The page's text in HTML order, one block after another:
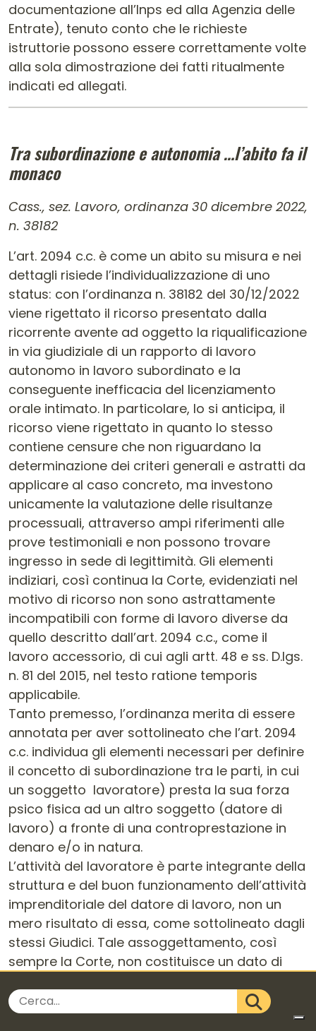
documentazione all’Inps ed alla Agenzia delle
Entrate), tenuto conto che le richieste
istruttorie possono essere correttamente volte
alla sola dimostrazione dei fatti ritualmente
indicati ed allegati.
Tra subordinazione e autonomia …l’abito fa il
monaco
Cass., sez. Lavoro, ordinanza 30 dicembre 2022,
n. 38182
L’art. 2094 c.c. è come un abito su misura e nei
dettagli risiede l’individualizzazione di uno
status: con l’ordinanza n. 38182 del 30/12/2022
viene rigettato il ricorso presentato dalla
ricorrente avente ad oggetto la riqualificazione
in via giudiziale di un rapporto di lavoro
autonomo in lavoro subordinato e la
conseguente inefficacia del licenziamento
orale intimato. In particolare, lo si anticipa, il
ricorso viene rigettato in quanto lo stesso
contiene censure che non riguardano la
determinazione dei criteri generali e astratti da
applicare al caso concreto, ma investono
unicamente la valutazione delle risultanze
processuali, attraverso ampi riferimenti alle
prove testimoniali e non possono trovare
ingresso in sede di legittimità. Gli elementi
indiziari, così continua la Corte, evidenziati nel
motivo di ricorso non sono astrattamente
incompatibili con forme di lavoro diverse da
quello descritto dall’art. 2094 c.c., come il
lavoro accessorio, di cui agli artt. 48 e ss. D.lgs.
n. 81 del 2015, nel testo ratione temporis
applicabile.
Tanto premesso, l’ordinanza merita di essere
annotata per aver sottolineato che l’art. 2094
c.c. individua gli elementi necessari per definire
il concetto di subordinazione tra le parti, in cui
un soggetto lavoratore) presta la sua forza
psico fisica ad un altro soggetto (datore di
lavoro) a fronte di una controprestazione in
denaro e/o in natura.
L’attività del lavoratore è parte integrante della
struttura e del buon funzionamento dell’attività
imprenditoriale del datore di lavoro, non un
mero risultato di essa, come sottolineato dagli
stessi Giudici. Tale assoggettamento, così
sempre la Corte, non costituisce un dato di
quanto piuttosto una modalità di essere del
rapporto potenzialmente desumibile da un
Cerca nel sito
CERCA